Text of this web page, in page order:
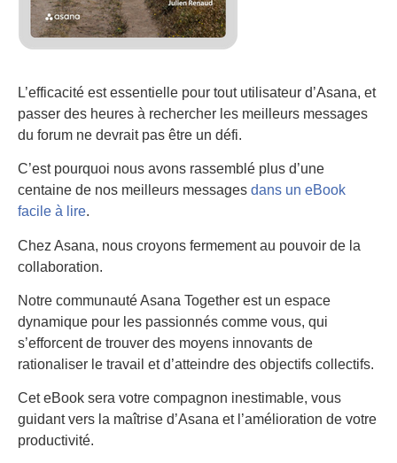
L’efficacité est essentielle pour tout utilisateur d’Asana, et
passer des heures à rechercher les meilleurs messages
du forum ne devrait pas être un défi.
C’est pourquoi nous avons rassemblé plus d’une
centaine de nos meilleurs messages dans un eBook
facile à lire.
Chez Asana, nous croyons fermement au pouvoir de la
collaboration.
Notre communauté Asana Together est un espace
dynamique pour les passionnés comme vous, qui
s’efforcent de trouver des moyens innovants de
rationaliser le travail et d’atteindre des objectifs collectifs.
Cet eBook sera votre compagnon inestimable, vous
guidant vers la maîtrise d’Asana et l’amélioration de votre
productivité.